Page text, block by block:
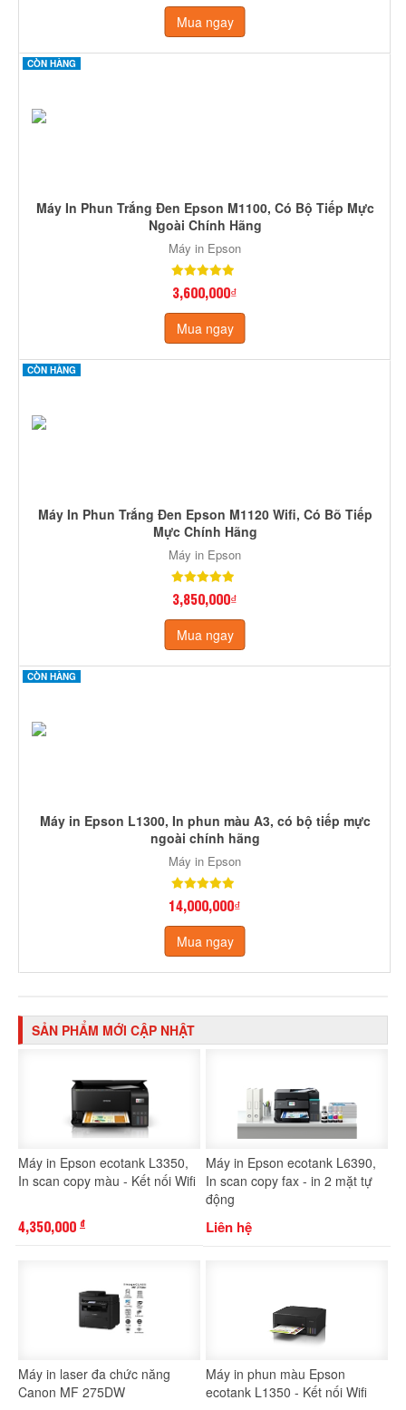
Mua ngay
CÒN HÀNG
Máy In Phun Trắng Đen Epson M1100, Có Bộ Tiếp Mực
Ngoài Chính Hãng
Máy in Epson
3,600,000₫
Mua ngay
CÒN HÀNG
Máy In Phun Trắng Đen Epson M1120 Wifi, Có Bõ Tiếp
Mực Chính Hãng
Máy in Epson
3,850,000₫
Mua ngay
CÒN HÀNG
Máy in Epson L1300, In phun màu A3, có bộ tiếp mực
ngoài chính hãng
Máy in Epson
14,000,000₫
Mua ngay
SẢN PHẨM MỚI CẬP NHẬT
Máy in Epson ecotank L3350,
In scan copy màu - Kết nối Wifi
4,350,000 đ
Máy in Epson ecotank L6390,
In scan copy fax - in 2 mặt tự
động
Liên hệ
Máy in laser đa chức năng
Canon MF 275DW
Máy in phun màu Epson
ecotank L1350 - Kết nối Wifi